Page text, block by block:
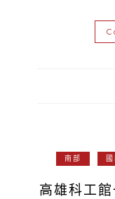
南部
高雄科工